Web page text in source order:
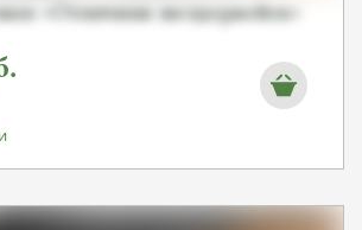
«Отличник желдорвойск»